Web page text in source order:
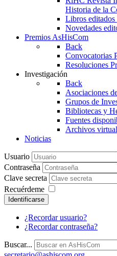
Historia de la
Libros
Novedades
Premios AsHisCom
Back
Convocatorias
Resoluciones
Investigación
Back
Asociaciones
Grupos de
Bibliotecas y
Fuentes
Archivos
Noticias
Usuario
Contraseña
Clave secreta
Recuérdeme
Identificarse
¿Recordar usuario?
¿Recordar contraseña?
Buscar...